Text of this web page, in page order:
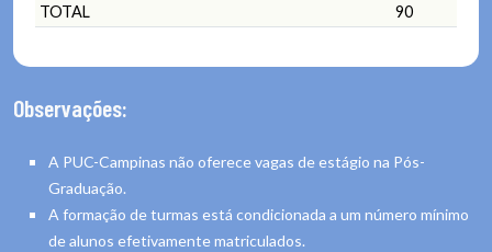
TOTAL
90
Observações:
A PUC-Campinas não oferece vagas de estágio na Pós-
Graduação.
A formação de turmas está condicionada a um número mínimo
de alunos efetivamente matriculados.